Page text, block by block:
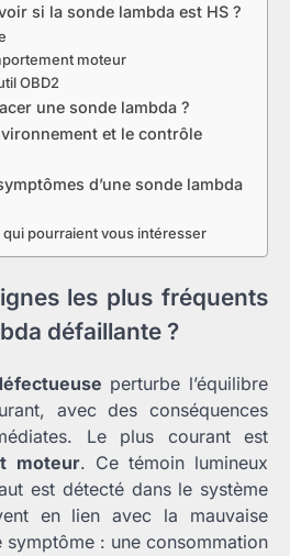
si la sonde lambda est HS ?
moteur
OBD2
une sonde lambda ?
et le contrôle
d’une sonde lambda
pourraient vous intéresser
les plus fréquents
défaillante ?
perturbe l’équilibre
avec des conséquences
Le plus courant est
moteur. Ce témoin lumineux
est détecté dans le système
en lien avec la mauvaise
symptôme : une consommation